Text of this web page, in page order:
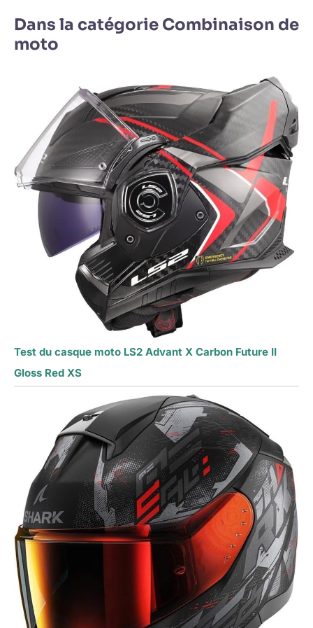
Dans la catégorie Combinaison de
moto
Test du casque moto LS2 Advant X Carbon Future II
Gloss Red XS